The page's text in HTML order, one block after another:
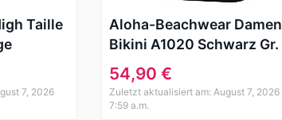
Taille
EU
7, 2026
Aloha-Beachwear Damen
Bikini A1020 Schwarz Gr.
44
54,90 €
Zuletzt aktualisiert am: August 7, 2026
7:59 a.m.